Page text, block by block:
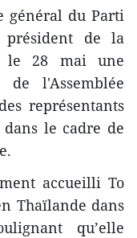
général du Parti
président de la
le 28 mai une
l'Assemblée
représentants
dans le cadre de
accueilli To
Thaïlande dans
qu’elle